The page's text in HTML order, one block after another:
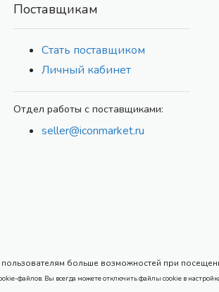
Поставщикам
Стать поставщиком
Личный кабинет
Отдел работы с поставщиками:
seller@iconmarket.ru
больше возможностей при
файлов. Вы всегда можете отключить файлы cookie в